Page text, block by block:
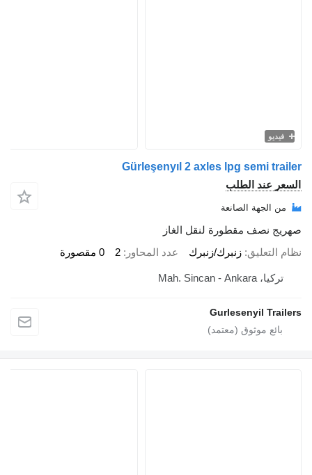
Gürleşenyıl 2 axles lpg semi
عند الطلب
الجهة الصانعة
نصف مقطورة لنقل الغاز
زنبرك/زنبرك عدد المحاور 2 0 مقصورة
Gurlesenyil